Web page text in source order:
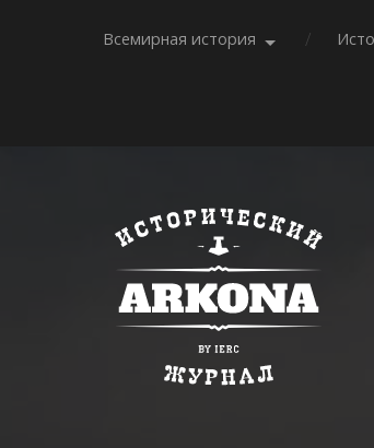
Всемирная история